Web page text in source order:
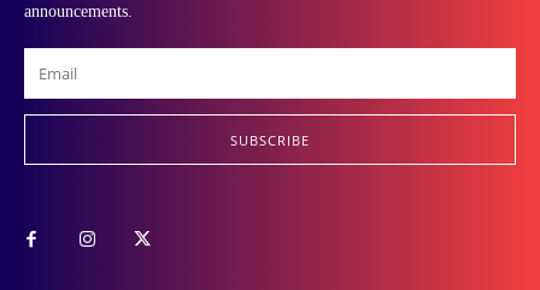
announcements.
SUBSCRIBE